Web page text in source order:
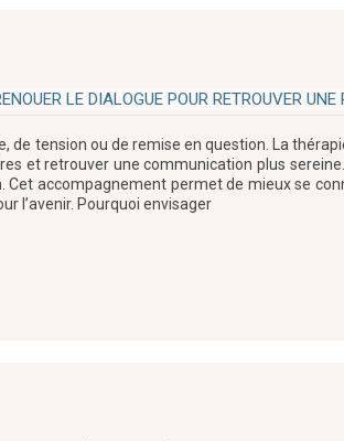
LE DIALOGUE POUR RETROUVER
de tension ou de remise en question. La
et retrouver une communication plus sereine.
Cet accompagnement permet de mieux se
l’avenir. Pourquoi envisager